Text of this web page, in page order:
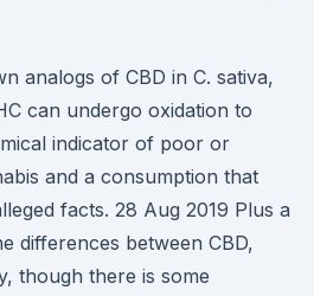
analogs of CBD in C. sativa,
can undergo oxidation to
indicator of poor or
and a consumption that
facts. 28 Aug 2019 Plus a
differences between CBD,
though there is some